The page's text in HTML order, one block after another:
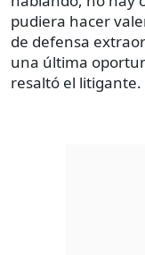
pudiera hacer
de defensa
una última
resaltó el litigante.